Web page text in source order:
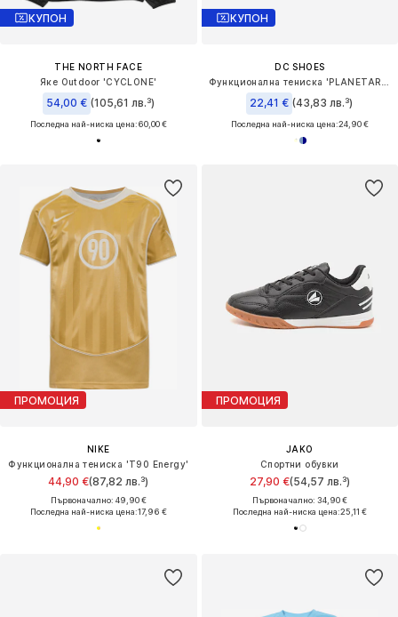
КУПОН
THE NORTH FACE
Яке Outdoor 'CYCLONE'
54,00 € (105,61 лв.³)
Последна най-ниска цена:60,00 €
КУПОН
DC SHOES
22,41 € (43,83 лв.³)
Последна най-ниска цена:24,90 €
ПРОМОЦИЯ
NIKE
Функционална тениска 'T90 Energy'
44,90 €(87,82 лв.³)
Първоначално: 49,90 €
Последна най-ниска цена:17,96 €
ПРОМОЦИЯ
JAKO
Спортни обувки
27,90 €(54,57 лв.³)
Първоначално: 34,90 €
Последна най-ниска цена:25,11 €